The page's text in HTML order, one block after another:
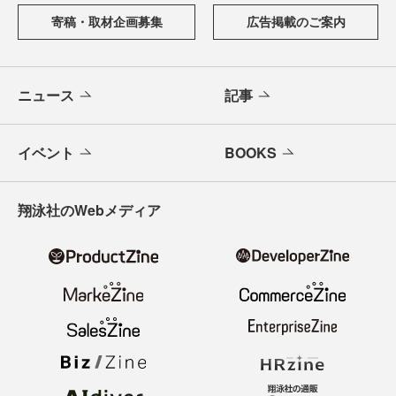
寄稿・取材企画募集 広告掲載のご案内
ニュース 記事
イベント BOOKS
翔泳社のWebメディア